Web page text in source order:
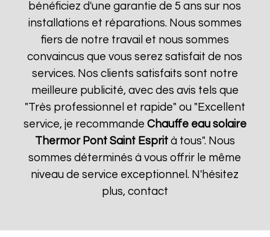
bénéficiez d'une garantie de 5 ans sur nos
installations et réparations. Nous sommes
fiers de notre travail et nous sommes
convaincus que vous serez satisfait de nos
services. Nos clients satisfaits sont notre
meilleure publicité, avec des avis tels que
"Très professionnel et rapide" ou "Excellent
service, je recommande Chauffe eau solaire
Thermor Pont Saint Esprità tous". Nous
sommes déterminés à vous offrir le même
niveau de service exceptionnel. N'hésitez
plus, contact